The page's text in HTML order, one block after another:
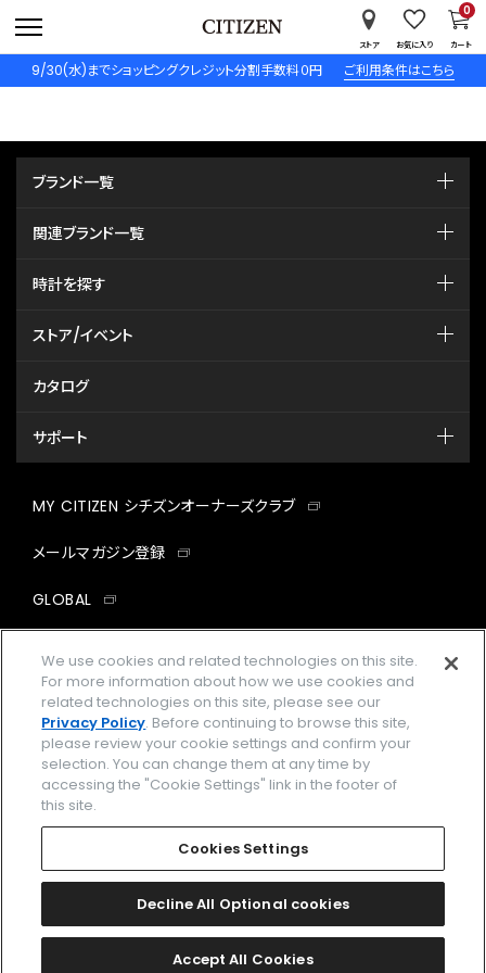
9/30(水)までショッピングクレジット分割手数料０円 ご利用条件はこちら
ストア お気に入り カート
0
ブランド一覧
関連ブランド一覧
時計を探す
ストア/イベント
カタログ
サポート
MY CITIZEN シチズンオーナーズクラブ
メールマガジン登録
GLOBAL
facebookinstagramtwitter
企業情報 ご利用規約
プライバシーポリシー Cookies Settings
Amazon PayはAmazon.com, Inc.またはその関連会社の商標です。
2026 CITIZEN WATCH CO., LTD.
We use cookies and related technologies on this site.
For more information about how we use cookies and
related technologies on this site, please see our
Privacy Policy. Before continuing to browse this site,
please review your cookie settings and confirm your
selection. You can change them at any time by
accessing the "Cookie Settings" link in the footer of
this site.
Cookies Settings
Decline All Optional cookies
Accept All Cookies